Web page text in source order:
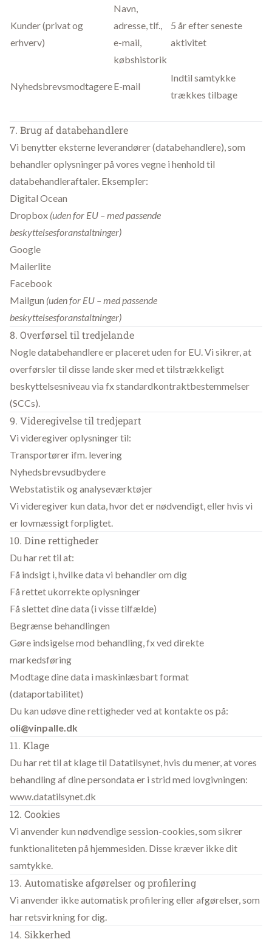
Kunder (privat og
erhverv)
Navn,
adresse, tlf.,
e-mail,
købshistorik
5 år efter seneste
aktivitet
NyhedsbrevsmodtagereE-mail
Indtil samtykke
trækkes tilbage
7. Brug af databehandlere
Vi benytter eksterne leverandører (databehandlere), som
behandler oplysninger på vores vegne i henhold til
databehandleraftaler. Eksempler:
Digital Ocean
Dropbox (uden for EU – med passende
beskyttelsesforanstaltninger)
Google
Mailerlite
Facebook
Mailgun (uden for EU – med passende
beskyttelsesforanstaltninger)
8. Overførsel til tredjelande
Nogle databehandlere er placeret uden for EU. Vi sikrer, at
overførsler til disse lande sker med et tilstrækkeligt
beskyttelsesniveau via fx standardkontraktbestemmelser
(SCCs).
9. Videregivelse til tredjepart
Vi videregiver oplysninger til:
Transportører ifm. levering
Nyhedsbrevsudbydere
Webstatistik og analyseværktøjer
Vi videregiver kun data, hvor det er nødvendigt, eller hvis vi
er lovmæssigt forpligtet.
10. Dine rettigheder
Du har ret til at:
Få indsigt i, hvilke data vi behandler om dig
Få rettet ukorrekte oplysninger
Få slettet dine data (i visse tilfælde)
Begrænse behandlingen
Gøre indsigelse mod behandling, fx ved direkte
markedsføring
Modtage dine data i maskinlæsbart format
(dataportabilitet)
Du kan udøve dine rettigheder ved at kontakte os på:
oli@vinpalle.dk
11. Klage
Du har ret til at klage til Datatilsynet, hvis du mener, at vores
behandling af dine persondata er i strid med lovgivningen:
www.datatilsynet.dk
12. Cookies
Vi anvender kun nødvendige session-cookies, som sikrer
funktionaliteten på hjemmesiden. Disse kræver ikke dit
samtykke.
13. Automatiske afgørelser og profilering
Vi anvender ikke automatisk profilering eller afgørelser, som
har retsvirkning for dig.
14. Sikkerhed